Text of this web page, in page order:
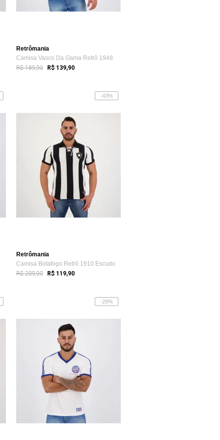
Retrômania
Camisa Vasco Da Gama Retrô 1948
R$ 189,90 R$ 139,90
-43%
Retrômania
Camisa Botafogo Retrô 1910 Escudo
R$ 209,90 R$ 119,90
-29%